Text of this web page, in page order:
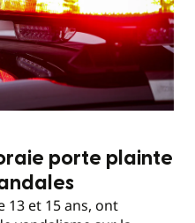
porte plainte
13 et 15 ans, ont